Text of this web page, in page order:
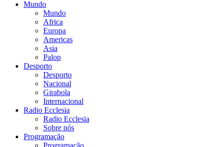
Mundo
Mundo
Africa
Europa
Americas
Asia
Palop
Desporto
Desporto
Nacional
Girabola
Internacional
Radio Ecclesia
Radio Ecclesia
Sobre nós
Programação
Programação